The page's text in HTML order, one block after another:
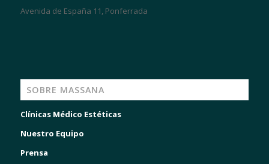
Avenida de España 11, Ponferrada
SOBRE MASSANA
Clínicas Médico Estéticas
Nuestro Equipo
Prensa